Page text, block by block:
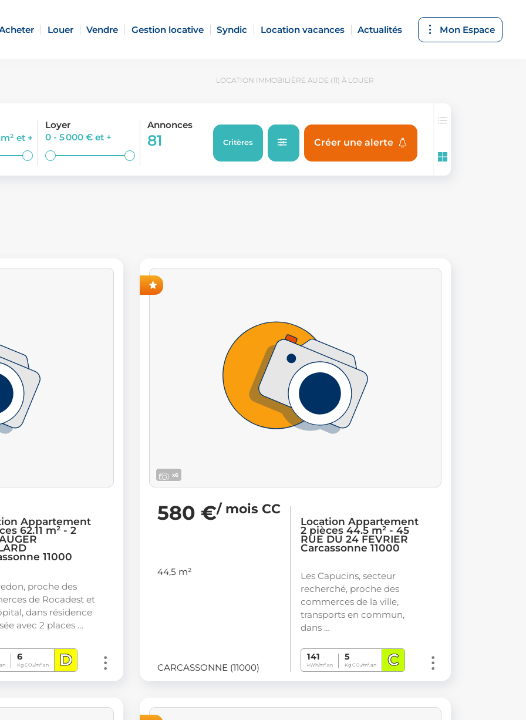
Louer Vendre Gestion locative Syndic Location vacances Actualités Mon Espace
LOCATION IMMOBILIÈRE AUDE (11) À LOUER
m²et +
Loyer
0 - 5 000 €et +
Annonces
81 Critères Créer une alerte
Appartement
62.11 m² - 2
11000
proche des
de Rocadest et
dans résidence
avec 2 places …
6
Kg CO2/m².an D
x6
580 €/ mois CC
44,5 m²
CARCASSONNE (11000)
Location Appartement
2 pièces 44.5 m² - 45
RUE DU 24 FEVRIER
Carcassonne 11000
Les Capucins, secteur
recherché, proche des
commerces de la ville,
transports en commun,
dans …
141
kWh/m².an
5
Kg CO2/m².an C